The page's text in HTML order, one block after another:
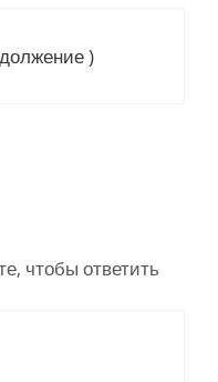
)
чтобы ответить